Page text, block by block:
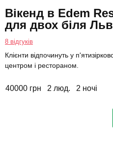
Вікенд в Edem
для двох біля
8 відгуків
Клієнти відпочинуть у
центром і рестораном.
40000 грн 2 люд. 2 ночі